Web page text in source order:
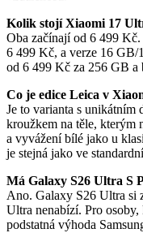
Kolik stojí Xiaomi 17
Oba začínají od 6 499
6 499 Kč, a verze 16
od 6 499 Kč za 256 GB a
Co je edice Leica v
Je to varianta s unikátním
kroužkem na těle, kterým
a vyvážení bílé jako u
je stejná jako ve
Má Galaxy S26 Ultra S
Ano. Galaxy S26 Ultra si
Ultra nenabízí. Pro
podstatná výhoda